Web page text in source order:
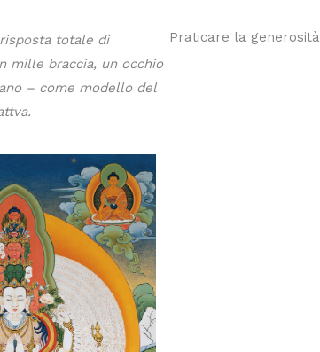
totale di
mille braccia, un occhio
– come modello del
Praticare la generosità